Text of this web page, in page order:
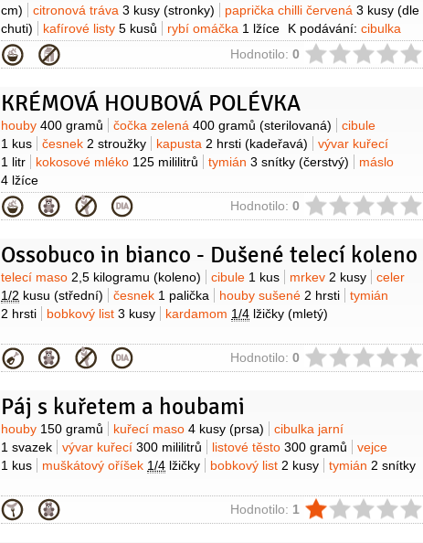
cm)
citronová tráva 3 kusy (stronky) paprička chilli červená 3 kusy (dle
chuti)
kafírové listy 5 kusů rybí omáčka 1 lžíce K podávání: cibulka
jarní
paprička chilli červená
Kategorie Hodnotilo: 0
KRÉMOVÁ HOUBOVÁ POLÉVKA
Suroviny
houby 400 gramů čočka zelená 400 gramů (sterilovaná)
cibule
1 kus
česnek 2 stroužky kapusta 2 hrsti (kadeřavá)
vývar kuřecí
1 litr
kokosové mléko 125 mililitrů tymián 3 snítky (čerstvý)
máslo
4 lžíce
Kategorie Hodnotilo: 0
Ossobuco in bianco - Dušené telecí koleno
Suroviny
telecí maso 2,5 kilogramu (koleno) cibule 1 kus mrkev 2 kusy
celer
1/2 kusu (střední) česnek 1 palička houby sušené 2 hrsti
tymián
2 hrsti
bobkový list 3 kusy kardamom 1/4 lžičky (mletý)
Kategorie Hodnotilo: 0
Páj s kuřetem a houbami
Suroviny
houby 150 gramů kuřecí maso 4 kusy (prsa)
cibulka jarní
1 svazek
vývar kuřecí 300 mililitrů listové těsto 300 gramů
vejce
1 kus
muškátový oříšek 1/4 lžičky bobkový list 2 kusy tymián 2 snítky
Kategorie Hodnotilo: 1